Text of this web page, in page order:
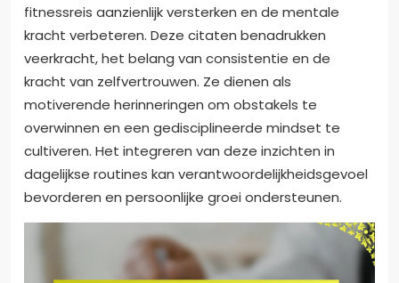
fitnessreis aanzienlijk versterken en de mentale
kracht verbeteren. Deze citaten benadrukken
veerkracht, het belang van consistentie en de
kracht van zelfvertrouwen. Ze dienen als
motiverende herinneringen om obstakels te
overwinnen en een gedisciplineerde mindset te
cultiveren. Het integreren van deze inzichten in
dagelijkse routines kan verantwoordelijkheidsgevoel
bevorderen en persoonlijke groei ondersteunen.